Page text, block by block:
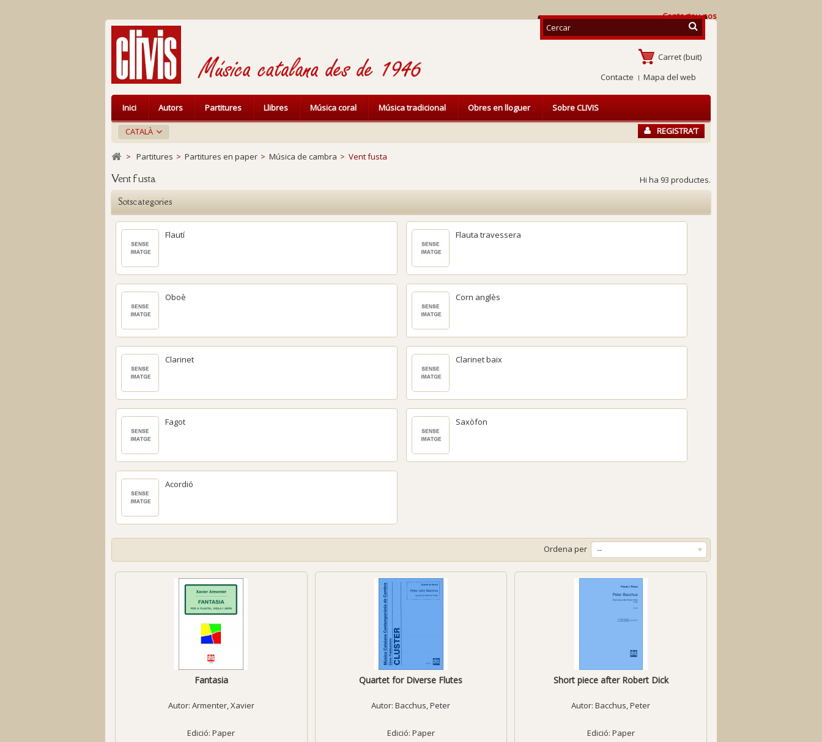
Contacteu-nos
Carret (buit)
Contacte
Mapa del web
CATALÀ REGISTRA’T
Inici Autors Partitures Llibres Música coral Música tradicional Obres en lloguer Sobre CLIVIS
> Partitures > Partitures en paper > Música de cambra > Vent fusta
Vent fusta Hi ha 93 productes.
Sotscategories
Flautí Flauta travessera
Oboè Corn anglès
Clarinet Clarinet baix
Fagot Saxòfon
Acordió
Ordena per --
Fantasia
Autor: Armenter, Xavier
Edició: Paper
Quartet for Diverse Flutes
Autor:Bacchus, Peter
Edició: Paper
Short piece after Robert Dick
Autor:Bacchus, Peter
Edició: Paper